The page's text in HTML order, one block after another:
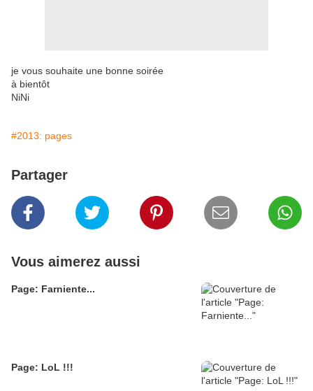
je vous souhaite une bonne soirée
à bientôt
NiNi
#2013: pages
Partager
Vous aimerez aussi
Page: Farniente...
Page: LoL !!!